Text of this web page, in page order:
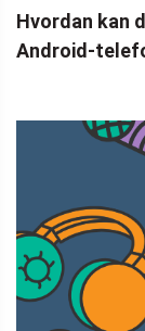
Hvordan kan
Android-